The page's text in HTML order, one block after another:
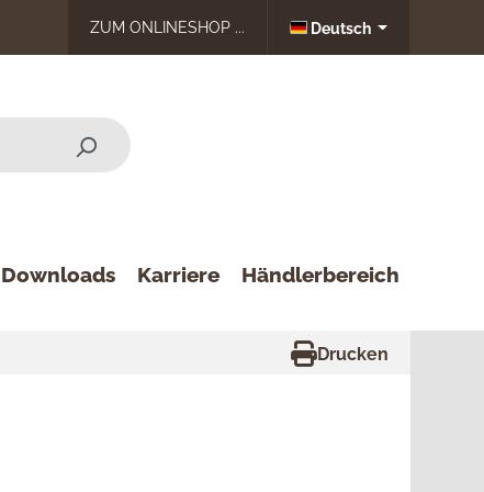
ZUM ONLINESHOP ... Deutsch
Downloads Karriere Händlerbereich
Drucken